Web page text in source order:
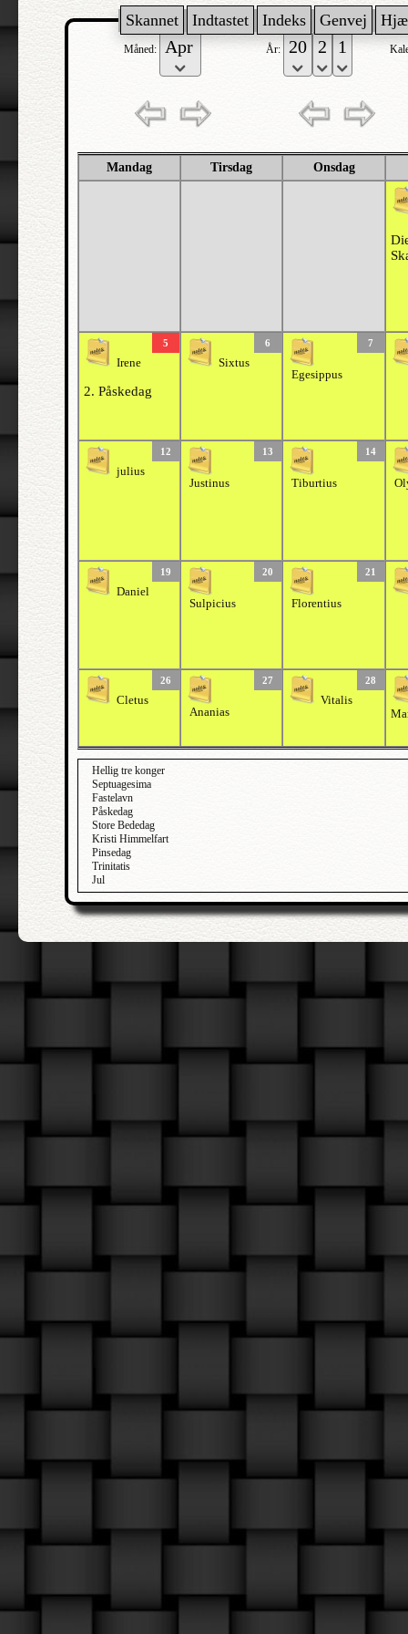
Skannet Indtastet Indeks Genvej
Måned: År:
Mandag Tirsdag Onsdag
5
Irene
2. Påskedag
6
Sixtus
7
Egesippus
12
julius
13
Justinus
14
Tiburtius
19
Daniel
20
Sulpicius
21
Florentius
26
Cletus
27
Ananias
28
Vitalis
Hellig tre konger
Septuagesima
Fastelavn
Påskedag
Store Bededag
Kristi Himmelfart
Pinsedag
Trinitatis
Jul